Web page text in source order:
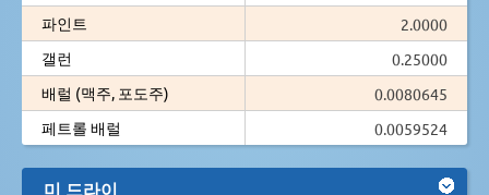
파인트
2.0000
갤런
0.25000
배럴 (맥주, 포도주)
0.0080645
페트롤 배럴
0.0059524
미 드라이